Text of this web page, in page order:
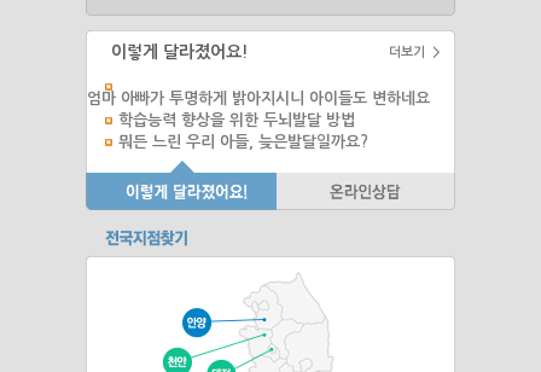
이렇게 달라졌어요! 더보기 >
엄마 아빠가 투명하게 밝아지시니 아이들도 변하네요
학습능력 향상을 위한 두뇌발달 방법
뭐든 느린 우리 아들, 늦은발달일까요?